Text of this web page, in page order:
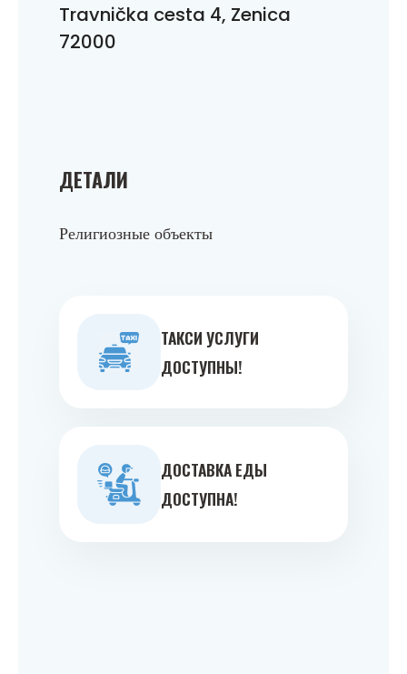
ДЕТАЛИ
Религиозные объекты
ТАКСИ УСЛУГИ
ДОСТУПНЫ!
ДОСТАВКА ЕДЫ
ДОСТУПНА!
Travnička cesta 4, Zenica
72000